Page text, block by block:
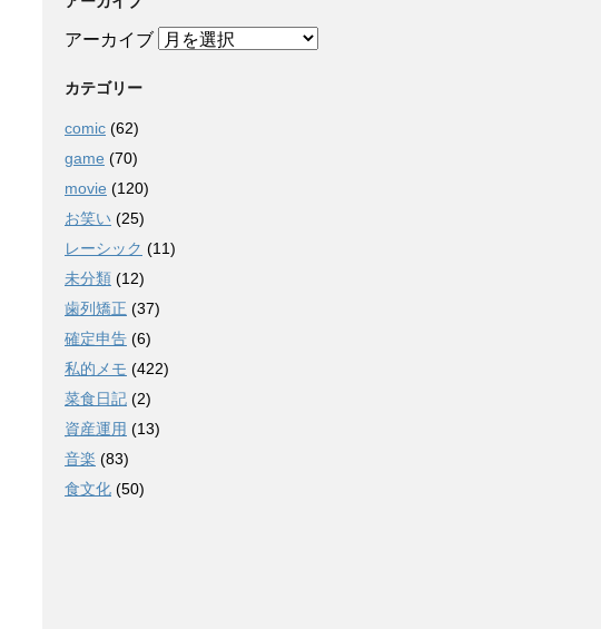
アーカイブ
カテゴリー
comic (62)
game (70)
movie (120)
お笑い (25)
レーシック (11)
未分類 (12)
歯列矯正 (37)
確定申告 (6)
私的メモ (422)
菜食日記 (2)
資産運用 (13)
音楽 (83)
食文化 (50)